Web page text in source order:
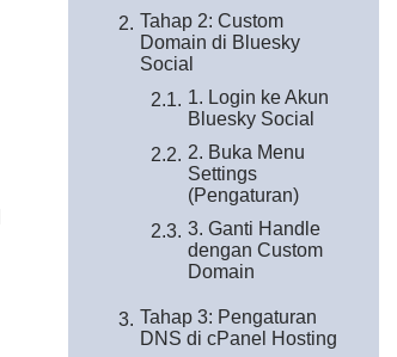
Tahap 2: Custom
Domain di Bluesky
Social
1. Login ke Akun
Bluesky Social
2. Buka Menu
Settings
(Pengaturan)
3. Ganti Handle
dengan Custom
Domain
Tahap 3: Pengaturan
DNS di cPanel Hosting